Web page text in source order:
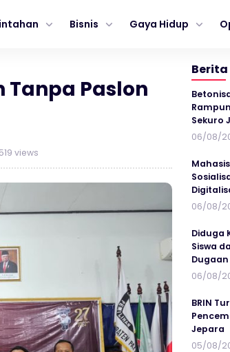
Bisnis Gaya Hidup
Tanpa Paslon
views
Sekuro
06/08/
06/08/
Diduga
Siswa
06/08/
BRIN
Jepara
05/08/